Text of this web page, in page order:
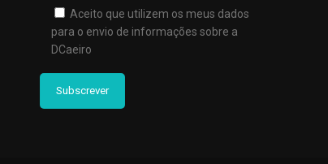
Aceito que utilizem os meus dados
para o envio de informações sobre a
DCaeiro